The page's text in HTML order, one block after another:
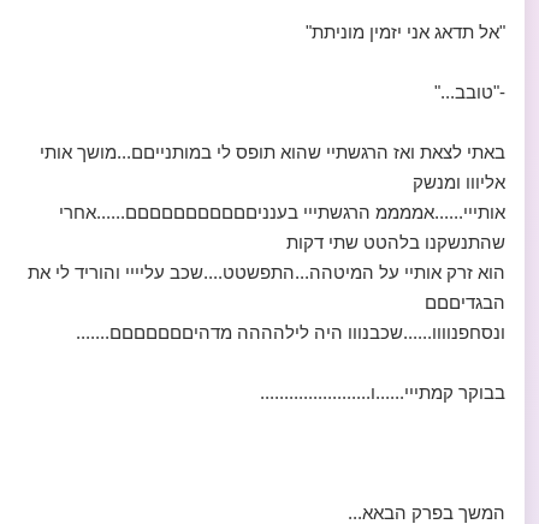
"אל תדאג אני יזמין מוניתת"
-"טובב..."
באתי לצאת ואז הרגשתיי שהוא תופס לי במותנייםם...מושך אותי
אליווו ומנשק
אותייי......אממממ הרגשתייי בענניםםםםםםםםםםם......אחרי
שהתנשקנו בלהטט שתי דקות
הוא זרק אותיי על המיטהה...התפשטט....שכב עליייי והוריד לי את
הבגדיםםם
ונסחפנוווו......שכבנווו היה לילהההה מדהיםםםםםםם.......
בבוקר קמתייי......ו.......................
המשך בפרק הבאא...